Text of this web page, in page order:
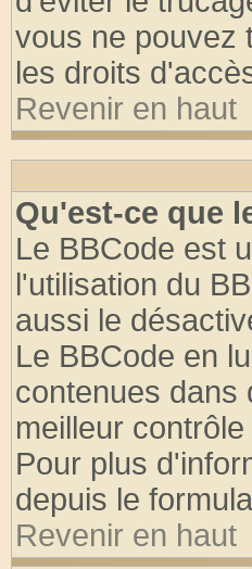
vous ne pouvez
les droits
Revenir en haut
Qu'est-ce que
Le BBCode est
l'utilisation du
aussi le
Le BBCode en
contenues dans
meilleur
Pour plus
depuis le
Revenir en haut